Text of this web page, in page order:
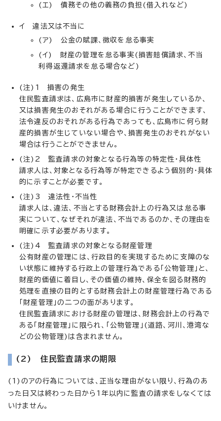
(エ) 債務その他の義務の負担(借入れなど)
イ 違法又は不当に
(ア) 公金の賦課、徴収を怠る事実
(イ) 財産の管理を怠る事実(損害賠償請求、不当
利得返還請求を怠る場合など)
(注)1 損害の発生
住民監査請求は、広島市に財産的損害が発生しているか、
又は損害発生のおそれがある場合に行うことができます、
法令違反のおそれがある行為であっても、広島市に何ら財
産的損害が生じていない場合や、損害発生のおそれがない
場合は行うことができません。
(注)2 監査請求の対象となる行為等の特定性・具体性
請求人は、対象となる行為等が特定できるよう個別的・具体
的に示すことが必要です。
(注)3 違法性・不当性
請求人は、違法、不当とする財務会計上の行為又は怠る事
実について、なぜそれが違法、不当であるのか、その理由を
明確に示す必要があります。
(注)4 監査請求の対象となる財産管理
公有財産の管理には、行政目的を実現するために支障のな
い状態に維持する行政上の管理行為である「公物管理」と、
財産的価値に着目し、その価値の維持、保全を図る財務的
処理を直接の目的とする財務会計上の財産管理行為である
「財産管理」の二つの面があります。
住民監査請求における財産の管理は、財務会計上の行為で
ある「財産管理」に限られ、「公物管理」(道路、河川、港湾な
どの公物管理)は含まれません。
(2) 住民監査請求の期限
(1)のアの行為については、正当な理由がない限り、行為のあ
った日又は終わった日から1年以内に監査の請求をしなくては
いけません。